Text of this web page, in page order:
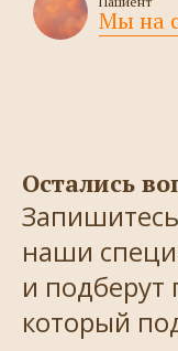
Мы на
Остались
наши
и подберут
который